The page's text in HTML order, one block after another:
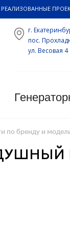
РЕАЛИЗОВАННЫЕ
г.
пос.
ул. Весовая 4
по бренду и